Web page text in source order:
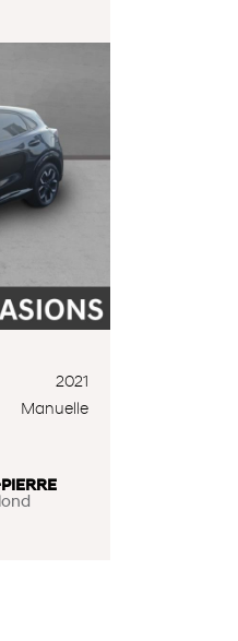
2021
Manuelle